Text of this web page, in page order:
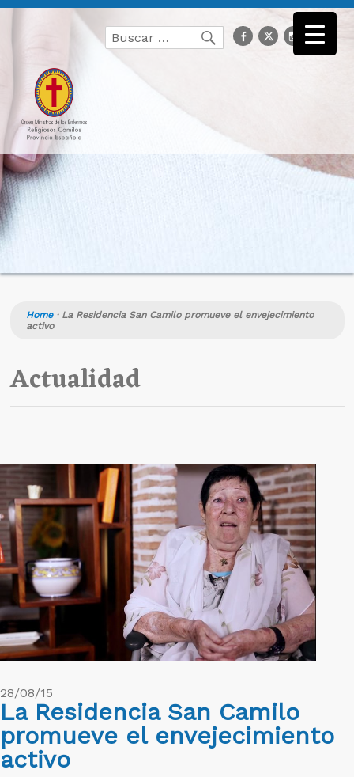
Buscar
por:
Buscarfacebook
Twitter
Home· La Residencia San Camilo promueve el envejecimiento
activo
Actualidad
28/08/15
La Residencia San Camilo
promueve el envejecimiento
activo